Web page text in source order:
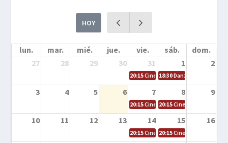
HOY
lun. mar. mié. jue. vie. sáb.
dom.
27
28 29 30 31 1 2
20:15Cine en la calle – Cómo
18:30Danza – Cita en el
3 4 5 6 7 8 9
20:15Cine en la calle – El niño y la
20:15Cine en la calle –
10 11 12 13 14 15 16
20:15Cine en la calle – Tortugas
20:15Cine en la calle –